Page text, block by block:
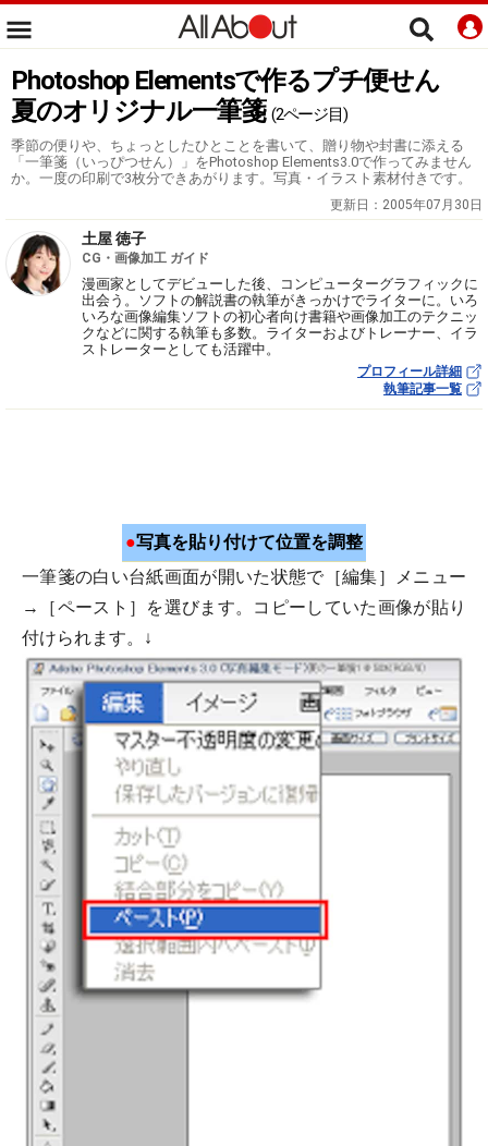
Photoshop Elementsで作るプチ便せん
夏のオリジナル一筆箋 (2ページ目)
季節の便りや、ちょっとしたひとことを書いて、贈り物や封書に添える
「一筆箋（いっぴつせん）」をPhotoshop Elements3.0で作ってみません
か。一度の印刷で3枚分できあがります。写真・イラスト素材付きです。
更新日： 2005年07月30日
土屋 徳子
CG・画像加工 ガイド
漫画家としてデビューした後、コンピューターグラフィックに
出会う。ソフトの解説書の執筆がきっかけでライターに。いろ
いろな画像編集ソフトの初心者向け書籍や画像加工のテクニッ
クなどに関する執筆も多数。ライターおよびトレーナー、イラ
ストレーターとしても活躍中。
プロフィール詳細
執筆記事一覧
●写真を貼り付けて位置を調整
一筆箋の白い台紙画面が開いた状態で［編集］メニュー
→［ペースト］を選びます。コピーしていた画像が貼り
付けられます。↓